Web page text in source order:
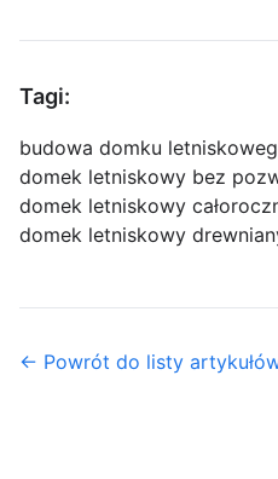
Tagi:
budowa domku
domek letniskowy bez
domek letniskowy
domek letniskowy
← Powrót do listy